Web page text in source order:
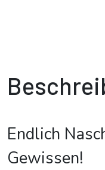
Endlich
Gewissen!